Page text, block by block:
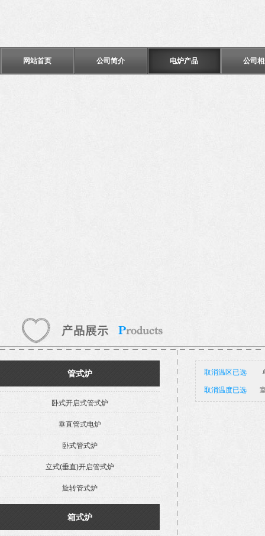
网站首页 公司简介 电炉产品 公司
管式炉
卧式开启式管式炉
垂直管式电炉
卧式管式炉
立式(垂直)开启管式炉
旋转管式炉
箱式炉
取消温区已选
取消温度已选